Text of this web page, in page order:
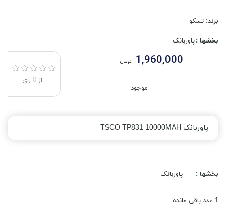
برند: تسکو
بخشها :پاوربانک
1,960,000 تومان
موجود
از 0 رای
پاوربانک TSCO TP831 10000MAH
بخشها : پاوربانک
1 عدد باقی مانده